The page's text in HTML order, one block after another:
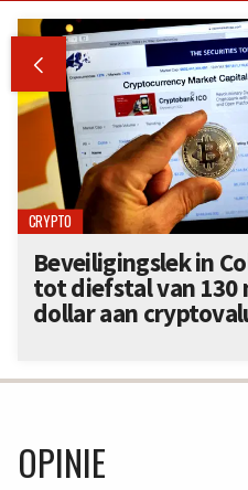

CRYPTO
Beveiligingslek in
tot diefstal van 130
dollar aan
OPINIE